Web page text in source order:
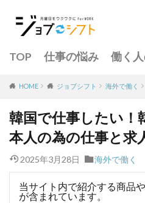
TOP 仕事の悩み 働く
HOME ジョブシフト 海外で働く
韓国で仕事したい！
本人の為の仕事と求
2025年3月28日 海外で働く
当サイト内で紹介する商品
が含まれています。